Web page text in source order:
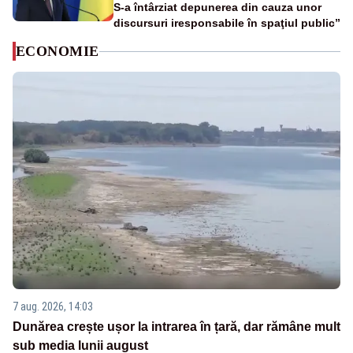
S-a întârziat depunerea din cauza unor
discursuri iresponsabile în spaţiul public”
ECONOMIE
7 aug. 2026, 14:03
Dunărea crește ușor la intrarea în țară, dar rămâne mult
sub media lunii august